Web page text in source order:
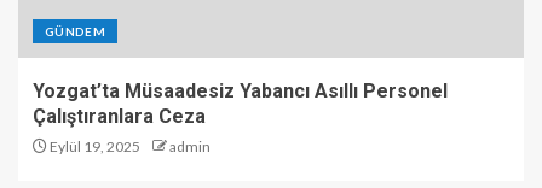
GÜNDEM
Yozgat’ta Müsaadesiz Yabancı Asıllı Personel
Çalıştıranlara Ceza
Eylül 19, 2025 admin